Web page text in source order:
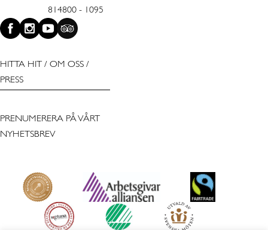
814800 - 1095
HITTA HIT / OM OSS /
PRESS
PRENUMERERA PÅ VÅRT
NYHETSBREV